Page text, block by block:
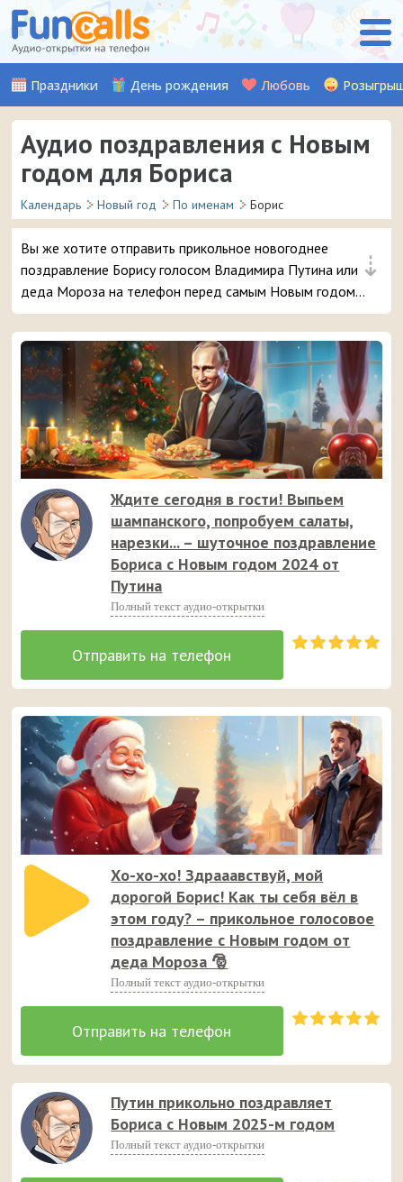
Праздники День рождения Любовь
Аудио поздравления с Новым
годом для Бориса
Календарь Новый год По именам Борис
⇣
Вы же хотите отправить прикольное новогоднее
поздравление Борису голосом Владимира Путина или
деда Мороза на телефон перед самым Новым годом?
😜 Обещаем, ему точно понравится – и неожиданный
звонок и такое доброе аудио поздравление 🔥 👏
Ждите сегодня в гости! Выпьем
шампанского, попробуем салаты,
нарезки... – шуточное поздравление
Бориса с Новым годом 2024 от
Путина
Полный текст аудио-открытки
Хо-хо-хо! Здрааавствуй, мой
дорогой Борис! Как ты себя вёл в
этом году? – прикольное голосовое
поздравление с Новым годом от
деда Мороза 🎅
Полный текст аудио-открытки
Путин прикольно поздравляет
Бориса с Новым 2025-м годом
Полный текст аудио-открытки